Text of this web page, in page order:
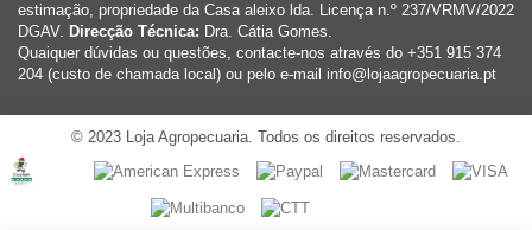
estimação, propriedade da Casa aleixo lda. Licença n.º 237/VRMV/2022
DGAV. Direcção Técnica: Dra. Cátia Gomes.
Quaiquer dúvidas ou questões, contacte-nos através do +351 915 374
204 (custo de chamada local) ou pelo e-mail info@lojaagropecuaria.pt
© 2023 Loja Agropecuaria. Todos os direitos reservados.